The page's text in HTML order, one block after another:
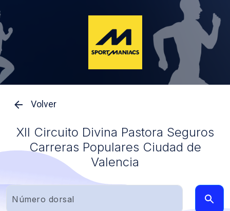
Volver
XII Circuito Divina Pastora Seguros
Carreras Populares Ciudad de
Valencia